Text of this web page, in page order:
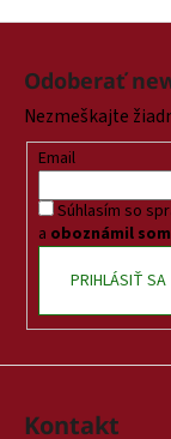
Z
Odoberať
Nezmeškajte
Email
Súhlasím so
a oboznámil
PRIHLÁSIŤ SA
Kontakt